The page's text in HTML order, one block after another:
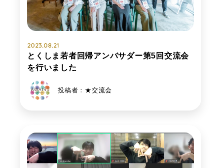
2023.08.21
とくしま若者回帰アンバサダー第5回交流会
を行いました
投稿者：★交流会